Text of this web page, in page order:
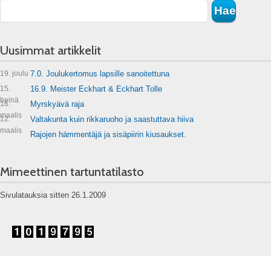
Uusimmat artikkelit
19. joulu 7.0. Joulukertomus lapsille sanoitettuna
15.
heinä
16.9. Meister Eckhart & Eckhart Tolle
16.
maalis
Myrskyävä raja
12.
maalis
Valtakunta kuin rikkaruoho ja saastuttava hiiva
Rajojen hämmentäjä ja sisäpiirin kiusaukset.
Mimeettinen tartuntatilasto
Sivulatauksia sitten 26.1.2009